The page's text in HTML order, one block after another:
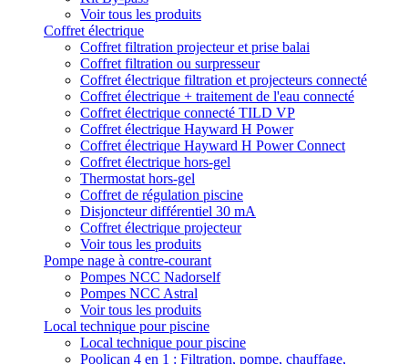
Voir tous les produits
Coffret électrique
Coffret filtration projecteur et prise balai
Coffret filtration ou surpresseur
Coffret électrique filtration et projecteurs connecté
Coffret électrique + traitement de l'eau connecté
Coffret électrique connecté TILD VP
Coffret électrique Hayward H Power
Coffret électrique Hayward H Power Connect
Coffret électrique hors-gel
Thermostat hors-gel
Coffret de régulation piscine
Disjoncteur différentiel 30 mA
Coffret électrique projecteur
Voir tous les produits
Pompe nage à contre-courant
Pompes NCC Nadorself
Pompes NCC Astral
Voir tous les produits
Local technique pour piscine
Local technique pour piscine
Poolican 4 en 1 : Filtration, pompe, chauffage,